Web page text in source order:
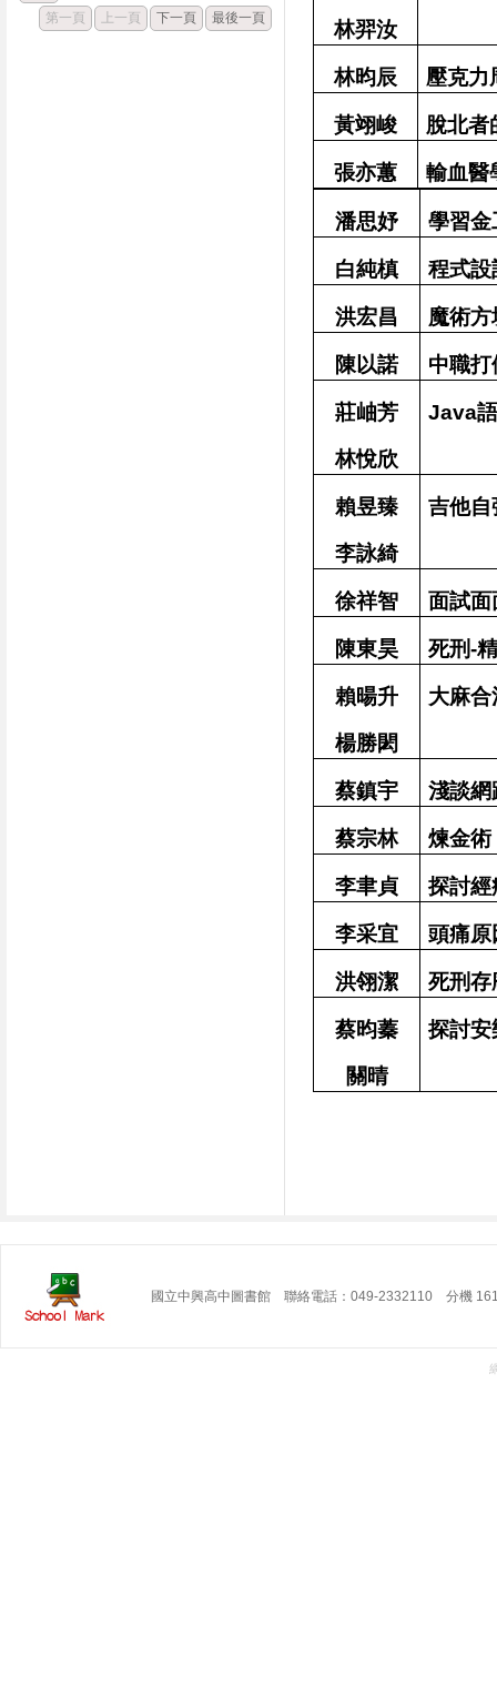
第一頁
上一頁 下一頁 最後一頁
林羿汝
林昀辰 壓克力
黃翊峻 脫北者
張亦蕙 輸血醫
潘思妤 學習金
白純槙 程式
洪宏昌 魔術
陳以諾 中職
莊岫芳
林悅欣
Java
賴昱臻
李詠綺
吉他
徐祥智 面試面
陳東昊 死刑-
賴暘升
楊勝閎
大麻合
蔡鎮宇 淺談網
蔡宗林 煉金術
李聿貞 探討經
李采宜 頭痛原
洪翎潔 死刑存
蔡昀蓁
關晴
探討安
國立中興高中圖書館 聯絡電話：049-2332110 分機